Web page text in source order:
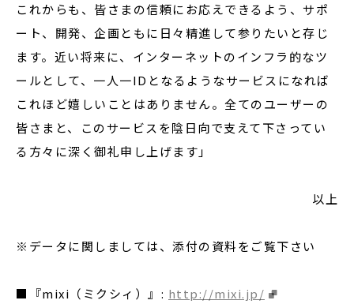
これからも、皆さまの信頼にお応えできるよう、サポ
ート、開発、企画ともに日々精進して参りたいと存じ
ます。近い将来に、インターネットのインフラ的なツ
ールとして、一人一IDとなるようなサービスになれば
これほど嬉しいことはありません。全てのユーザーの
皆さまと、このサービスを陰日向で支えて下さってい
る方々に深く御礼申し上げます」
以上
※データに関しましては、添付の資料をご覧下さい
■『mixi（ミクシィ）』: http://mixi.jp/